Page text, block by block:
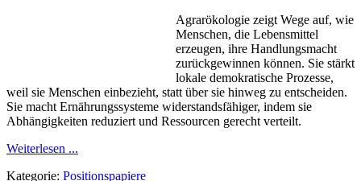
Agrarökologie zeigt Wege auf, wie
Menschen, die Lebensmittel
erzeugen, ihre Handlungsmacht
zurückgewinnen können. Sie stärkt
lokale demokratische Prozesse,
weil sie Menschen einbezieht, statt über sie hinweg zu entscheiden.
Sie macht Ernährungssysteme widerstandsfähiger, indem sie
Abhängigkeiten reduziert und Ressourcen gerecht verteilt.
Weiterlesen ...
Kategorie: Positionspapiere